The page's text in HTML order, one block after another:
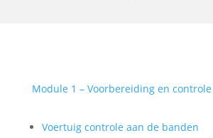
Module 1 – Voorbereiding en
Voertuig controle aan de banden